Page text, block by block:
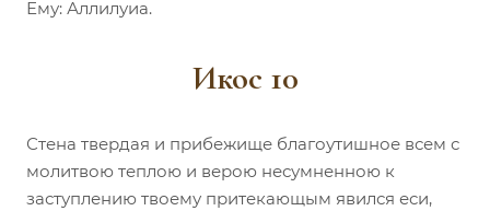
Ему: Аллилуиа.
Икос 10
Стена твердая и прибежище благоутишное всем с
молитвою теплою и верою несумненною к
заступлению твоему притекающым явился еси,